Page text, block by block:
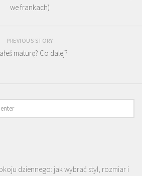
we frankach)
PREVIOUS STORY
maturę? Co dalej?
dziennego: jak wybrać styl, rozmiar i